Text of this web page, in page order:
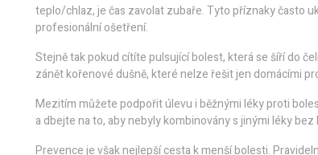
teplo/chlaz, je čas zavolat zubaře. Tyto příznaky často
profesionální ošetření.
Stejně tak pokud cítíte pulsující bolest, která se šíří do
zánět kořenové dušně, které nelze řešit jen domácími
Mezitím můžete podpořit úlevu i běžnými léky proti
a dbejte na to, aby nebyly kombinovány s jinými léky
Prevence je však nejlepší cesta k menší bolesti.